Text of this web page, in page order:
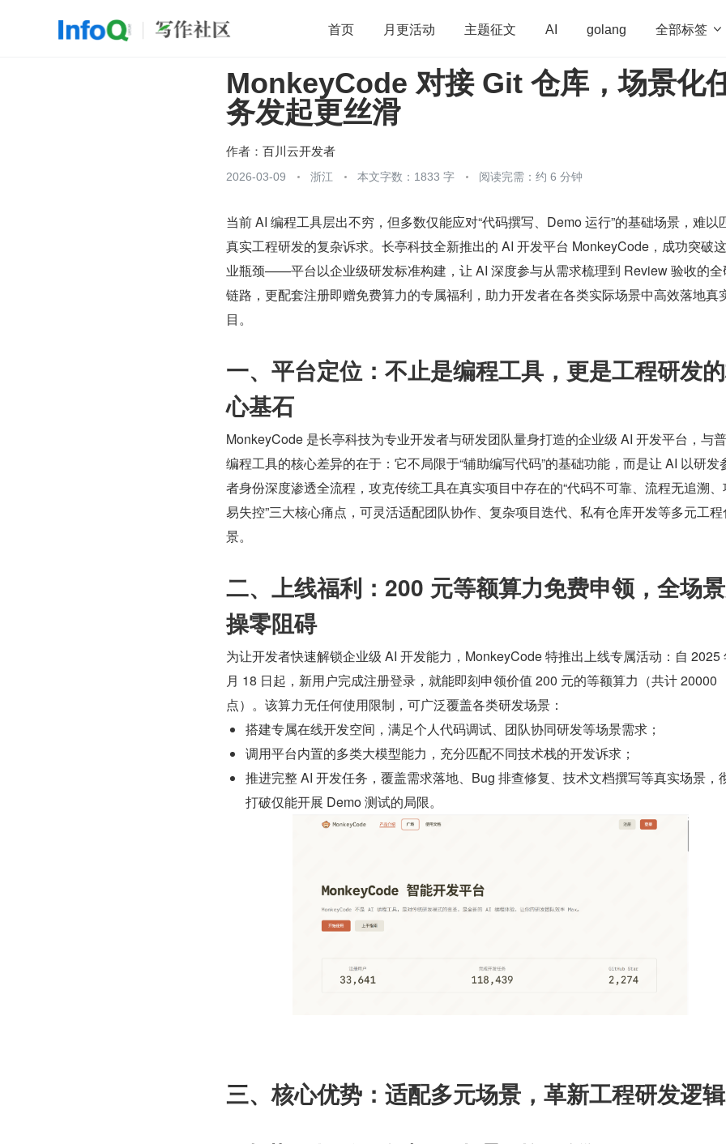
首页 月更活动 主题征文 AI golang 全部标签 
开源 架构 OpenHarmony 算法 学习方法 Web3.0 高
团队管理 程序员
MonkeyCode 对接 Git 仓库，场景化
务发起更丝滑
作者： 百川云开发者
2026-03-09 浙江 本文字数：1833 字 阅读完需：约 6 分钟
当前 AI 编程工具层出不穷，但多数仅能应对“代码撰写、Demo 运行”的基础场景，难以
真实工程研发的复杂诉求。长亭科技全新推出的 AI 开发平台 MonkeyCode，成功突破
业瓶颈——平台以企业级研发标准构建，让 AI 深度参与从需求梳理到 Review 验收的全
链路，更配套注册即赠免费算力的专属福利，助力开发者在各类实际场景中高效落地真
目。
一、平台定位：不止是编程工具，更是工程研发
心基石
MonkeyCode 是长亭科技为专业开发者与研发团队量身打造的企业级 AI 开发平台，与
编程工具的核心差异的在于：它不局限于“辅助编写代码”的基础功能，而是让 AI 以研发
者身份深度渗透全流程，攻克传统工具在真实项目中存在的“代码不可靠、流程无追溯
易失控”三大核心痛点，可灵活适配团队协作、复杂项目迭代、私有仓库开发等多元工
景。
二、上线福利：200 元等额算力免费申领，全场
操零阻碍
为让开发者快速解锁企业级 AI 开发能力，MonkeyCode 特推出上线专属活动：自 2025
月 18 日起，新用户完成注册登录，就能即刻申领价值 200 元的等额算力（共计 20000
点）。该算力无任何使用限制，可广泛覆盖各类研发场景：
搭建专属在线开发空间，满足个人代码调试、团队协同研发等场景需求；
调用平台内置的多类大模型能力，充分匹配不同技术栈的开发诉求；
推进完整 AI 开发任务，覆盖需求落地、Bug 排查修复、技术文档撰写等真实场景，
打破仅能开展 Demo 测试的局限。
三、核心优势：适配多元场景，革新工程研发逻辑